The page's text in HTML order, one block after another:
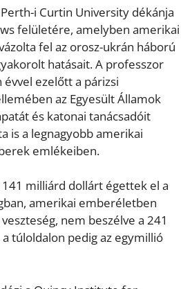
Perth-i Curtin University dékánja
felületére, amelyben amerikai
fel az orosz-ukrán háború
hatásait. A professzor
ezelőtt a párizsi
az Egyesült Államok
és katonai tanácsadóit
is a legnagyobb amerikai
emlékeiben.
milliárd dollárt égettek el a
amerikai emberéletben
nem beszélve a 241
túloldalon pedig az egymillió